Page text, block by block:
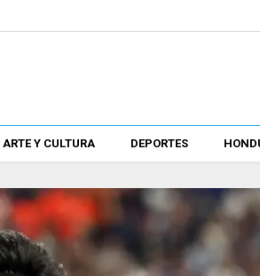
ARTE Y CULTURA DEPORTES